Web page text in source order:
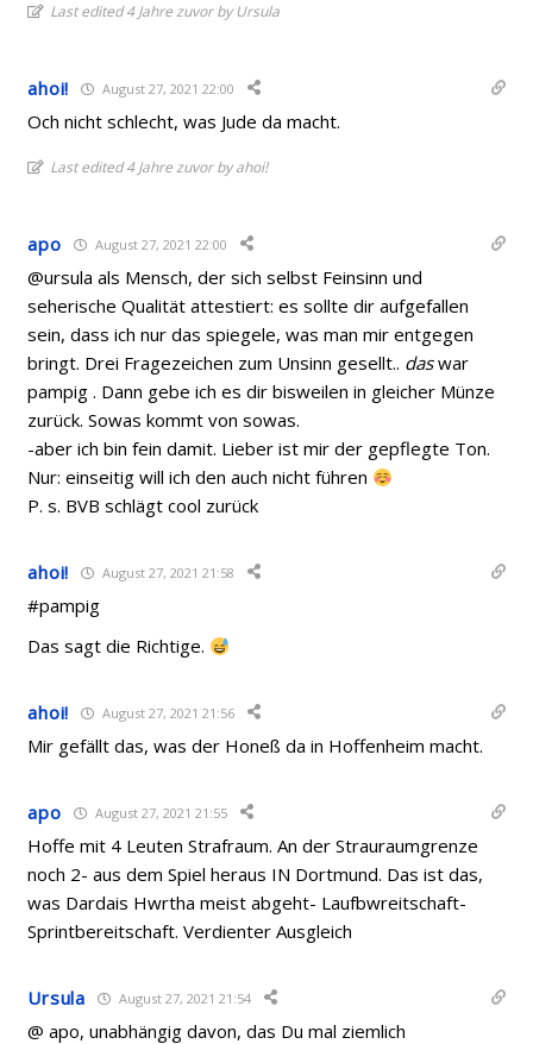
Last edited 4 Jahre zuvor by Ursula
ahoi! August 27, 2021 22:00
Och nicht schlecht, was Jude da macht.
Last edited 4 Jahre zuvor by ahoi!
apo August 27, 2021 22:00
@ursula als Mensch, der sich selbst Feinsinn und
seherische Qualität attestiert: es sollte dir aufgefallen
sein, dass ich nur das spiegele, was man mir entgegen
bringt. Drei Fragezeichen zum Unsinn gesellt.. daswar
pampig . Dann gebe ich es dir bisweilen in gleicher Münze
zurück. Sowas kommt von sowas.
-aber ich bin fein damit. Lieber ist mir der gepflegte Ton.
Nur: einseitig will ich den auch nicht führen
P. s. BVB schlägt cool zurück
ahoi! August 27, 2021 21:58
#pampig
Das sagt die Richtige.
ahoi! August 27, 2021 21:56
Mir gefällt das, was der Honeß da in Hoffenheim macht.
apo August 27, 2021 21:55
Hoffe mit 4 Leuten Strafraum. An der Strauraumgrenze
noch 2- aus dem Spiel heraus IN Dortmund. Das ist das,
was Dardais Hwrtha meist abgeht- Laufbwreitschaft-
Sprintbereitschaft. Verdienter Ausgleich
Ursula August 27, 2021 21:54
@ apo, unabhängig davon, das Du mal ziemlich